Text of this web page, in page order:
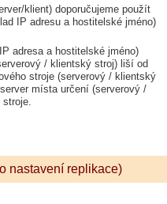
klient) doporučujeme použít
IP adresu a hostitelské jméno)
adresa a hostitelské jméno)
/ klientský stroj) liší od
stroje (serverový / klientský
místa určení (serverový /
stroje.
nastavení replikace)